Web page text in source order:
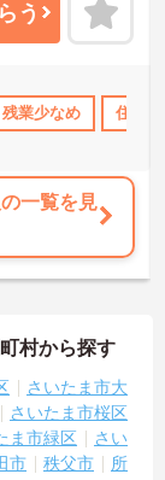
いモチベーショ
く、月9日の公休
れているなど、
。入社後はOJT
期待できます】
に評価されるた
仕事へのモチベ
業務に取り組め
の体調や業務連
もと、困った時
う
残業少なめ 住宅
一覧を見
村から探す
さいたま市大
さいたま市桜区
ま市緑区
さい
市 秩父市
所